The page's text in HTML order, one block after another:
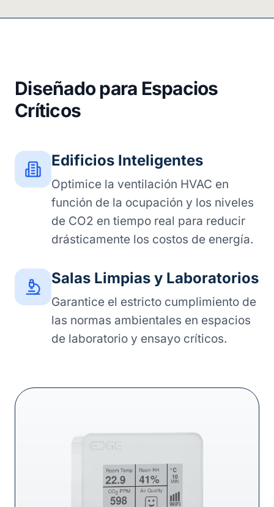
Diseñado para Espacios
Críticos
Edificios Inteligentes
Optimice la ventilación HVAC en
función de la ocupación y los niveles
de CO2 en tiempo real para reducir
drásticamente los costos de energía.
Salas Limpias y Laboratorios
Garantice el estricto cumplimiento de
las normas ambientales en espacios
de laboratorio y ensayo críticos.